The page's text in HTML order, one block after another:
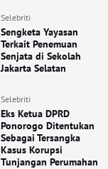
Selebriti
Sengketa Yayasan
Terkait Penemuan
Senjata di Sekolah
Jakarta Selatan
Selebriti
Eks Ketua DPRD
Ponorogo Ditentukan
Sebagai Tersangka
Kasus Korupsi
Tunjangan Perumahan